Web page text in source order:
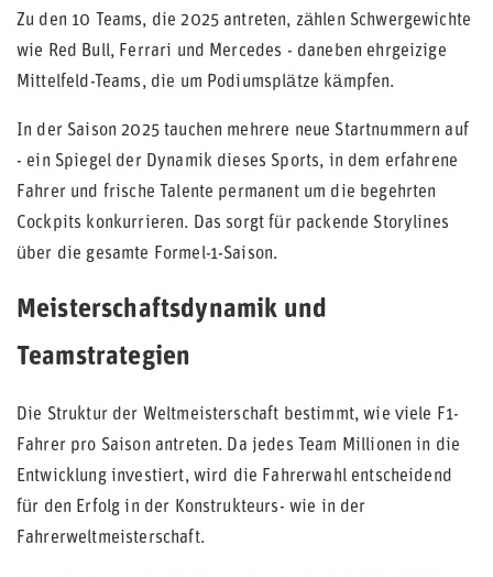
Zu den 10 Teams, die 2025 antreten, zählen Schwergewichte
wie Red Bull, Ferrari und Mercedes - daneben ehrgeizige
Mittelfeld-Teams, die um Podiumsplätze kämpfen.
In der Saison 2025 tauchen mehrere neue Startnummern auf
- ein Spiegel der Dynamik dieses Sports, in dem erfahrene
Fahrer und frische Talente permanent um die begehrten
Cockpits konkurrieren. Das sorgt für packende Storylines
über die gesamte Formel-1-Saison.
Meisterschaftsdynamik und
Teamstrategien
Die Struktur der Weltmeisterschaft bestimmt, wie viele F1-
Fahrer pro Saison antreten. Da jedes Team Millionen in die
Entwicklung investiert, wird die Fahrerwahl entscheidend
für den Erfolg in der Konstrukteurs- wie in der
Fahrerweltmeisterschaft.